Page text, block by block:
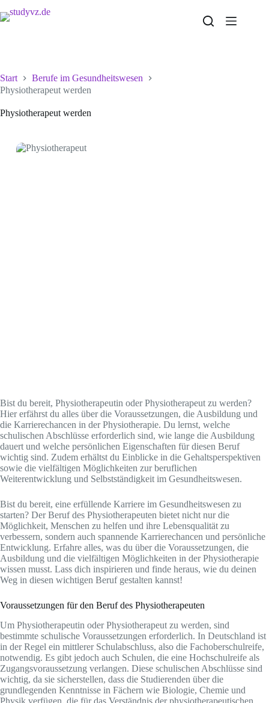
Inhalt
Start
Berufe im Gesundheitswesen
Physiotherapeut werden
Physiotherapeut werden
Bist du bereit, Physiotherapeutin oder Physiotherapeut zu werden?
Hier erfährst du alles über die Voraussetzungen, die Ausbildung und
die Karrierechancen in der Physiotherapie. Du lernst, welche
schulischen Abschlüsse erforderlich sind, wie lange die Ausbildung
dauert und welche persönlichen Eigenschaften für diesen Beruf
wichtig sind. Zudem erhältst du Einblicke in die Gehaltsperspektiven
sowie die vielfältigen Möglichkeiten zur beruflichen
Weiterentwicklung und Selbstständigkeit im Gesundheitswesen.
Bist du bereit, eine erfüllende Karriere im Gesundheitswesen zu
starten? Der Beruf des Physiotherapeuten bietet nicht nur die
Möglichkeit, Menschen zu helfen und ihre Lebensqualität zu
verbessern, sondern auch spannende Karrierechancen und persönliche
Entwicklung. Erfahre alles, was du über die Voraussetzungen, die
Ausbildung und die vielfältigen Möglichkeiten in der Physiotherapie
wissen musst. Lass dich inspirieren und finde heraus, wie du deinen
Weg in diesen wichtigen Beruf gestalten kannst!
Voraussetzungen für den Beruf des Physiotherapeuten
Um Physiotherapeutin oder Physiotherapeut zu werden, sind
bestimmte schulische Voraussetzungen erforderlich. In Deutschland ist
in der Regel ein mittlerer Schulabschluss, also die Fachoberschulreife,
notwendig. Es gibt jedoch auch Schulen, die eine Hochschulreife als
Zugangsvoraussetzung verlangen. Diese schulischen Abschlüsse sind
wichtig, da sie sicherstellen, dass die Studierenden über die
grundlegenden Kenntnisse in Fächern wie Biologie, Chemie und
Physik verfügen, die für das Verständnis der physiotherapeutischen